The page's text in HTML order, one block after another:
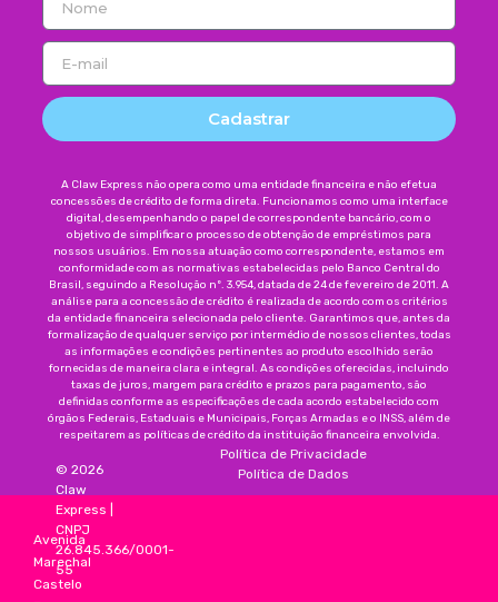
Cadastrar
A Claw Express não opera como uma entidade financeira e não efetua
concessões de crédito de forma direta. Funcionamos como uma interface
digital, desempenhando o papel de correspondente bancário, com o
objetivo de simplificar o processo de obtenção de empréstimos para
nossos usuários. Em nossa atuação como correspondente, estamos em
conformidade com as normativas estabelecidas pelo Banco Central do
Brasil, seguindo a Resolução nº. 3.954, datada de 24 de fevereiro de 2011. A
análise para a concessão de crédito é realizada de acordo com os critérios
da entidade financeira selecionada pelo cliente. Garantimos que, antes da
formalização de qualquer serviço por intermédio de nossos clientes, todas
as informações e condições pertinentes ao produto escolhido serão
fornecidas de maneira clara e integral. As condições oferecidas, incluindo
taxas de juros, margem para crédito e prazos para pagamento, são
definidas conforme as especificações de cada acordo estabelecido com
órgãos Federais, Estaduais e Municipais, Forças Armadas e o INSS, além de
respeitarem as políticas de crédito da instituição financeira envolvida.
Avenida
Marechal
Castelo
© 2026
Claw
Express
CNPJ
26.845.366/0001-
55
Política de Privacidade
Política de Dados